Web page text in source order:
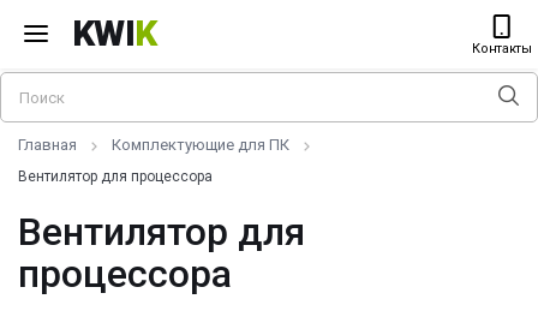
KWIK Контакты
Главная Комплектующие для ПК
Вентилятор для процессора
Вентилятор для
процессора